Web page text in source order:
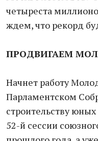
четыреста
ждем, что рекорд
ПРОДВИГАЕМ
Начнет работу
Парламентском
строительству
52-й сессии